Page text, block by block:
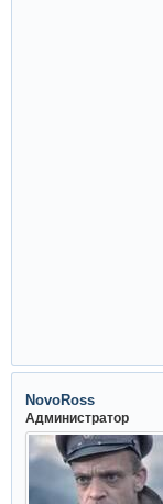
NovoRoss
Администратор